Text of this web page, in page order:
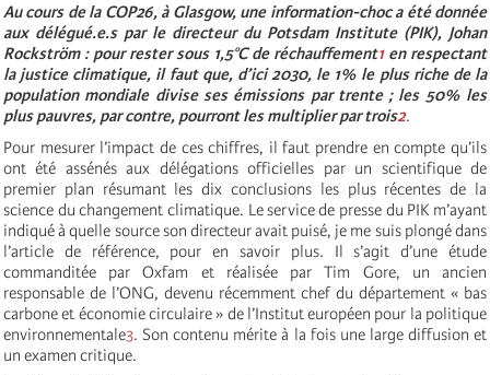
Au cours de la COP26, à Glasgow, une information-choc a été donnée
aux délégué.e.s par le directeur du Potsdam Institute (PIK), Johan
Rockström : pour rester sous 1,5°C de réchauffement1en respectant
la justice climatique, il faut que, d’ici 2030, le 1% le plus riche de la
population mondiale divise ses émissions par trente ; les 50% les
plus pauvres, par contre, pourront les multiplier par trois2.
Pour mesurer l’impact de ces chiffres, il faut prendre en compte qu’ils
ont été assénés aux délégations officielles par un scientifique de
premier plan résumant les dix conclusions les plus récentes de la
science du changement climatique. Le service de presse du PIK m’ayant
indiqué à quelle source son directeur avait puisé, je me suis plongé dans
l’article de référence, pour en savoir plus. Il s’agit d’une étude
commanditée par Oxfam et réalisée par Tim Gore, un ancien
responsable de l’ONG, devenu récemment chef du département « bas
carbone et économie circulaire » de l’Institut européen pour la politique
environnementale3. Son contenu mérite à la fois une large diffusion et
un examen critique.